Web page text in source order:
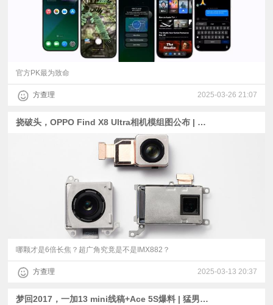
官方PK最为致命
方查理 2025-03-26 21:07
挠破头，OPPO Find X8 Ultra相机模组图公布 | 华为“矮胖型”小折叠定档3月20日
哪颗才是6倍长焦？超广角究竟是不是IMX882？
方查理 2025-03-13 20:37
梦回2017，一加13 mini线稿+Ace 5S爆料 | 猛男粉，Find X8 Ultra后盖局部图公布